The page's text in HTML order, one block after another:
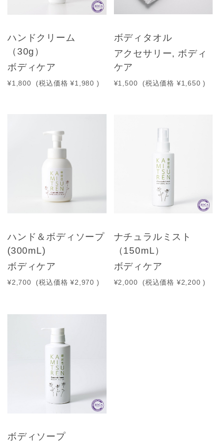
ハンドクリーム
（30g）
ボディケア
¥1,800 (税込価格 ¥1,980 )
ボディタオル
アクセサリー, ボディ
ケア
¥1,500 (税込価格 ¥1,650 )
ハンド＆ボディソープ
(300mL)
ボディケア
¥2,700 (税込価格 ¥2,970 )
ナチュラルミスト
（150mL）
ボディケア
¥2,000 (税込価格 ¥2,200 )
ボディソープ